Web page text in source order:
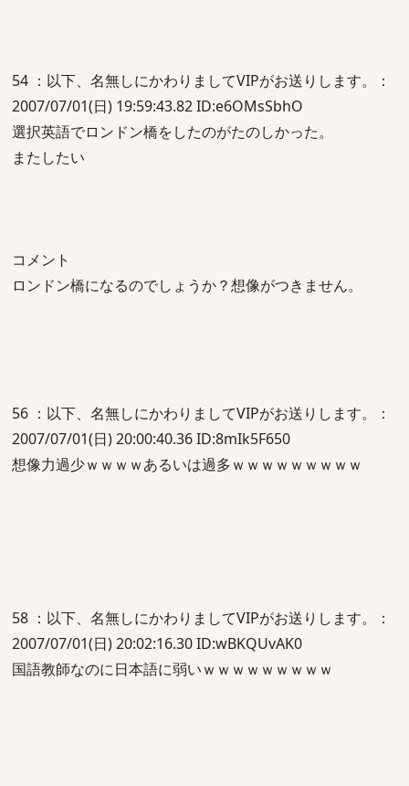
54 ：以下、名無しにかわりましてVIPがお送りします。：
2007/07/01(日) 19:59:43.82 ID:e6OMsSbhO
選択英語でロンドン橋をしたのがたのしかった。
またしたい
コメント
ロンドン橋になるのでしょうか？想像がつきません。
56 ：以下、名無しにかわりましてVIPがお送りします。：
2007/07/01(日) 20:00:40.36 ID:8mIk5F650
想像力過少ｗｗｗｗあるいは過多ｗｗｗｗｗｗｗｗｗ
58 ：以下、名無しにかわりましてVIPがお送りします。：
2007/07/01(日) 20:02:16.30 ID:wBKQUvAK0
国語教師なのに日本語に弱いｗｗｗｗｗｗｗｗｗ